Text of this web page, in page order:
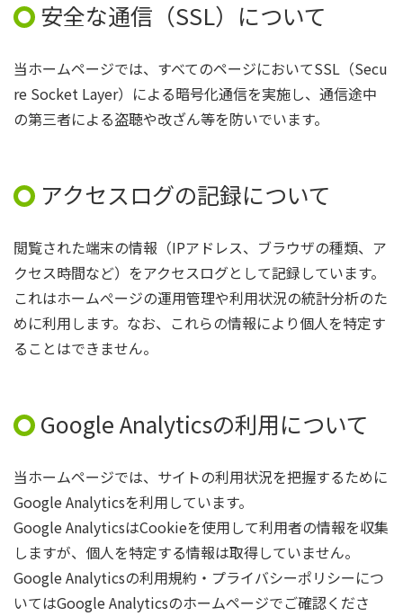
安全な通信（SSL）について
当ホームページでは、すべてのページにおいてSSL（Secu
re Socket Layer）による暗号化通信を実施し、通信途中
の第三者による盗聴や改ざん等を防いでいます。
アクセスログの記録について
閲覧された端末の情報（IPアドレス、ブラウザの種類、ア
クセス時間など）をアクセスログとして記録しています。
これはホームぺージの運用管理や利用状況の統計分析のた
めに利用します。なお、これらの情報により個人を特定す
ることはできません。
Google Analyticsの利用について
当ホームページでは、サイトの利用状況を把握するために
Google Analyticsを利用しています。
Google AnalyticsはCookieを使用して利用者の情報を収集
しますが、個人を特定する情報は取得していません。
Google Analyticsの利用規約・プライバシーポリシーにつ
いてはGoogle Analyticsのホームページでご確認くださ